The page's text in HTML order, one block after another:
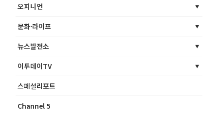
오피니언
문화·라이프
뉴스발전소
이투데이TV
스페셜리포트
Channel 5